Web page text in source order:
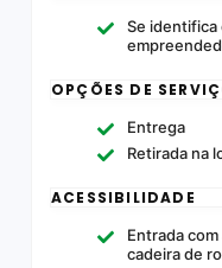
Se identifica
OPÇÕES DE
Entrega
Retirada na
ACESSIBILIDADE
Entrada
cadeira de